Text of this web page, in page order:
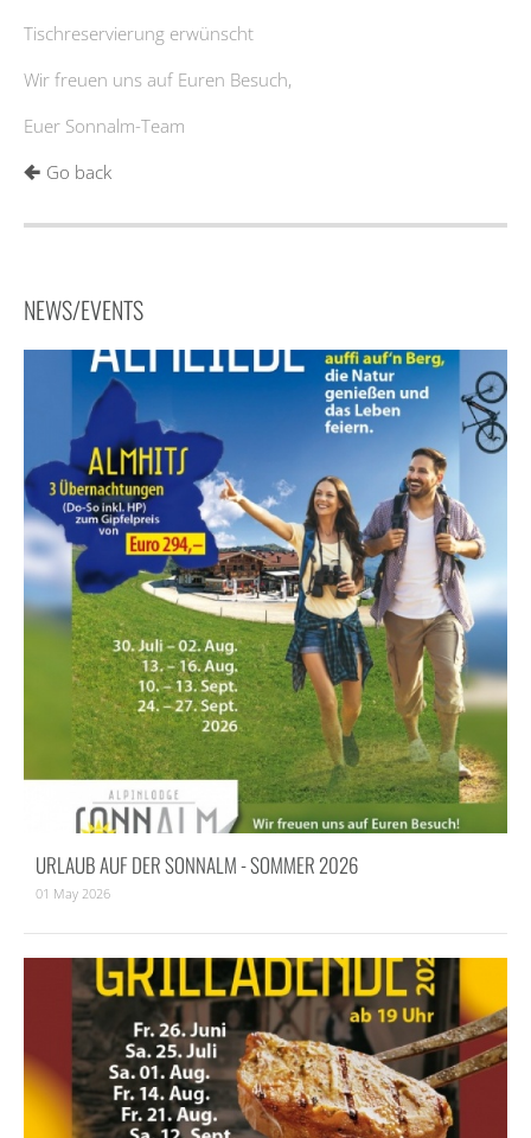
Tischreservierung erwünscht
Wir freuen uns auf Euren Besuch,
Euer Sonnalm-Team
Go back
NEWS/EVENTS
URLAUB AUF DER SONNALM - SOMMER 2026
01 May 2026